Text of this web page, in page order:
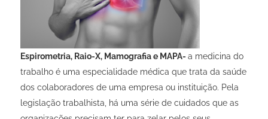
Espirometria, Raio-X, Mamografia e MAPA- a medicina do
trabalho é uma especialidade médica que trata da saúde
dos colaboradores de uma empresa ou instituição. Pela
legislação trabalhista, há uma série de cuidados que as